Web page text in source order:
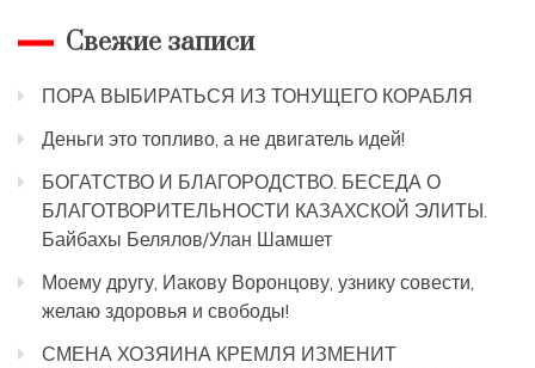
Свежие записи
ПОРА ВЫБИРАТЬСЯ ИЗ ТОНУЩЕГО КОРАБЛЯ
Деньги это топливо, а не двигатель идей!
БОГАТСТВО И БЛАГОРОДСТВО. БЕСЕДА О
БЛАГОТВОРИТЕЛЬНОСТИ КАЗАХСКОЙ ЭЛИТЫ.
Байбахы Белялов/Улан Шамшет
Моему другу, Иакову Воронцову, узнику совести,
желаю здоровья и свободы!
СМЕНА ХОЗЯИНА КРЕМЛЯ ИЗМЕНИТ